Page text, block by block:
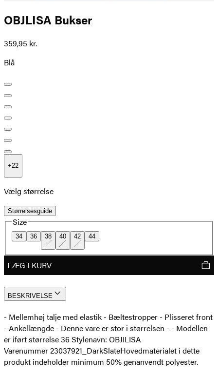
OBJLISA Bukser
359,95 kr.
Blå
+22
Vælg størrelse
Størrelsesguide
Size
34 36 38 40 42 44
LÆG I KURV
BESKRIVELSE
- Mellemhøj talje med elastik - Bæltestropper - Plisseret front
- Ankellængde - Denne vare er stor i størrelsen - - Modellen
er iført størrelse 36 Stylenavn: OBJILISA
Varenummer 23037921_DarkSlateHovedmaterialet i dette
produkt indeholder minimum 50% genanvendt polyester.